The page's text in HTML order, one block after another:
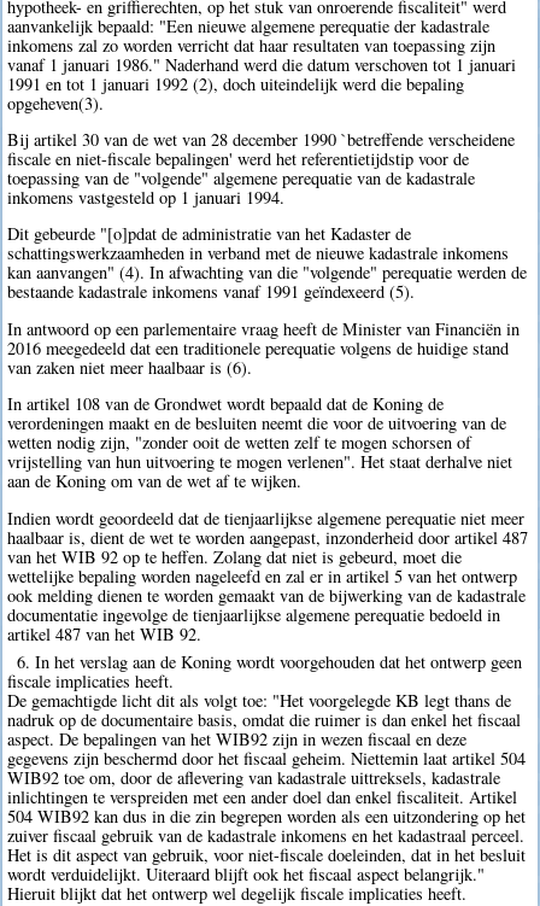
hypotheek- en griffierechten, op het stuk van onroerende fiscaliteit" werd
aanvankelijk bepaald: "Een nieuwe algemene perequatie der kadastrale
inkomens zal zo worden verricht dat haar resultaten van toepassing zijn
vanaf 1 januari 1986." Naderhand werd die datum verschoven tot 1 januari
1991 en tot 1 januari 1992 (2), doch uiteindelijk werd die bepaling
opgeheven(3).
Bij artikel 30 van de wet van 28 december 1990 `betreffende verscheidene
fiscale en niet-fiscale bepalingen' werd het referentietijdstip voor de
toepassing van de "volgende" algemene perequatie van de kadastrale
inkomens vastgesteld op 1 januari 1994.
Dit gebeurde "[o]pdat de administratie van het Kadaster de
schattingswerkzaamheden in verband met de nieuwe kadastrale inkomens
kan aanvangen" (4). In afwachting van die "volgende" perequatie werden de
bestaande kadastrale inkomens vanaf 1991 geïndexeerd (5).
In antwoord op een parlementaire vraag heeft de Minister van Financiën in
2016 meegedeeld dat een traditionele perequatie volgens de huidige stand
van zaken niet meer haalbaar is (6).
In artikel 108 van de Grondwet wordt bepaald dat de Koning de
verordeningen maakt en de besluiten neemt die voor de uitvoering van de
wetten nodig zijn, "zonder ooit de wetten zelf te mogen schorsen of
vrijstelling van hun uitvoering te mogen verlenen". Het staat derhalve niet
aan de Koning om van de wet af te wijken.
Indien wordt geoordeeld dat de tienjaarlijkse algemene perequatie niet meer
haalbaar is, dient de wet te worden aangepast, inzonderheid door artikel 487
van het WIB 92 op te heffen. Zolang dat niet is gebeurd, moet die
wettelijke bepaling worden nageleefd en zal er in artikel 5 van het ontwerp
ook melding dienen te worden gemaakt van de bijwerking van de kadastrale
documentatie ingevolge de tienjaarlijkse algemene perequatie bedoeld in
artikel 487 van het WIB 92.
6. In het verslag aan de Koning wordt voorgehouden dat het ontwerp geen
fiscale implicaties heeft.
De gemachtigde licht dit als volgt toe: "Het voorgelegde KB legt thans de
nadruk op de documentaire basis, omdat die ruimer is dan enkel het fiscaal
aspect. De bepalingen van het WIB92 zijn in wezen fiscaal en deze
gegevens zijn beschermd door het fiscaal geheim. Niettemin laat artikel 504
WIB92 toe om, door de aflevering van kadastrale uittreksels, kadastrale
inlichtingen te verspreiden met een ander doel dan enkel fiscaliteit. Artikel
504 WIB92 kan dus in die zin begrepen worden als een uitzondering op het
zuiver fiscaal gebruik van de kadastrale inkomens en het kadastraal perceel.
Het is dit aspect van gebruik, voor niet-fiscale doeleinden, dat in het besluit
wordt verduidelijkt. Uiteraard blijft ook het fiscaal aspect belangrijk."
Hieruit blijkt dat het ontwerp wel degelijk fiscale implicaties heeft.